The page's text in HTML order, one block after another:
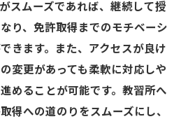
スムーズであれば、継続して授
り、免許取得までのモチベーシ
きます。また、アクセスが良け
変更があっても柔軟に対応しや
めることが可能です。教習所へ
得への道のりをスムーズにし、